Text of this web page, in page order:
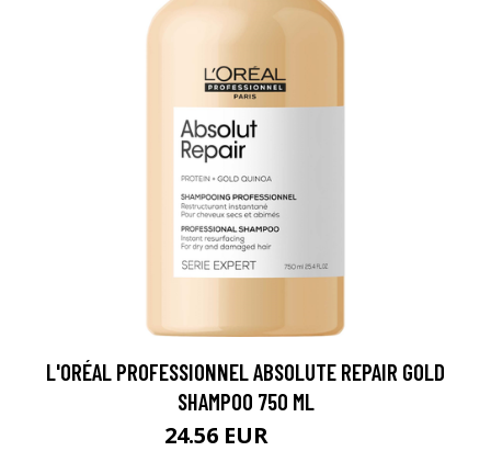
L'ORÉAL PROFESSIONNEL ABSOLUTE REPAIR GOLD
SHAMPOO 750 ML
24.56 EUR